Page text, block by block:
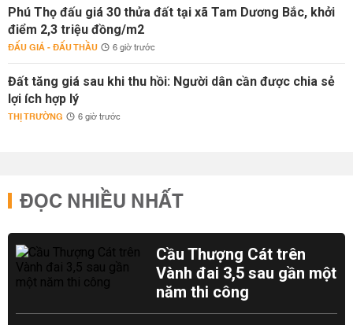
Phú Thọ đấu giá 30 thửa đất tại xã Tam Dương Bắc, khởi
điểm 2,3 triệu đồng/m2
ĐẤU GIÁ - ĐẤU THẦU 6 giờ trước
Đất tăng giá sau khi thu hồi: Người dân cần được chia sẻ
lợi ích hợp lý
THỊ TRƯỜNG 6 giờ trước
ĐỌC NHIỀU NHẤT
Cầu Thượng Cát trên
Vành đai 3,5 sau gần một
năm thi công